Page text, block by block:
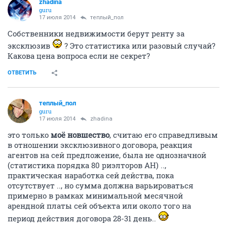
zhadina
guru
17 июля 2014 теплый_пол
Собственники недвижимости берут ренту за
эксклюзив
? Это статистика или разовый случай?
Какова цена вопроса если не секрет?
ОТВЕТИТЬ
теплый_пол
guru
17 июля 2014 zhadina
это только моё новшество, считаю его справедливым
в отношении эксклюзивного договора, реакция
агентов на сей предложение, была не однозначной
(статистика порядка 80 риэлторов АН) ..,
практическая наработка сей действа, пока
отсутствует .., но сумма должна варьироваться
примерно в рамках минимальной месячной
арендной платы сей объекта или около того на
период действия договора 28-31 день..